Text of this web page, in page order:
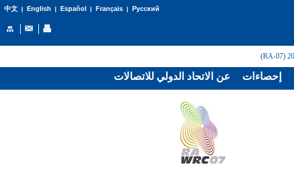
中文| English | Español | Français| Русский
عن الاتحاد الدولي للاتصالات إحصاءات